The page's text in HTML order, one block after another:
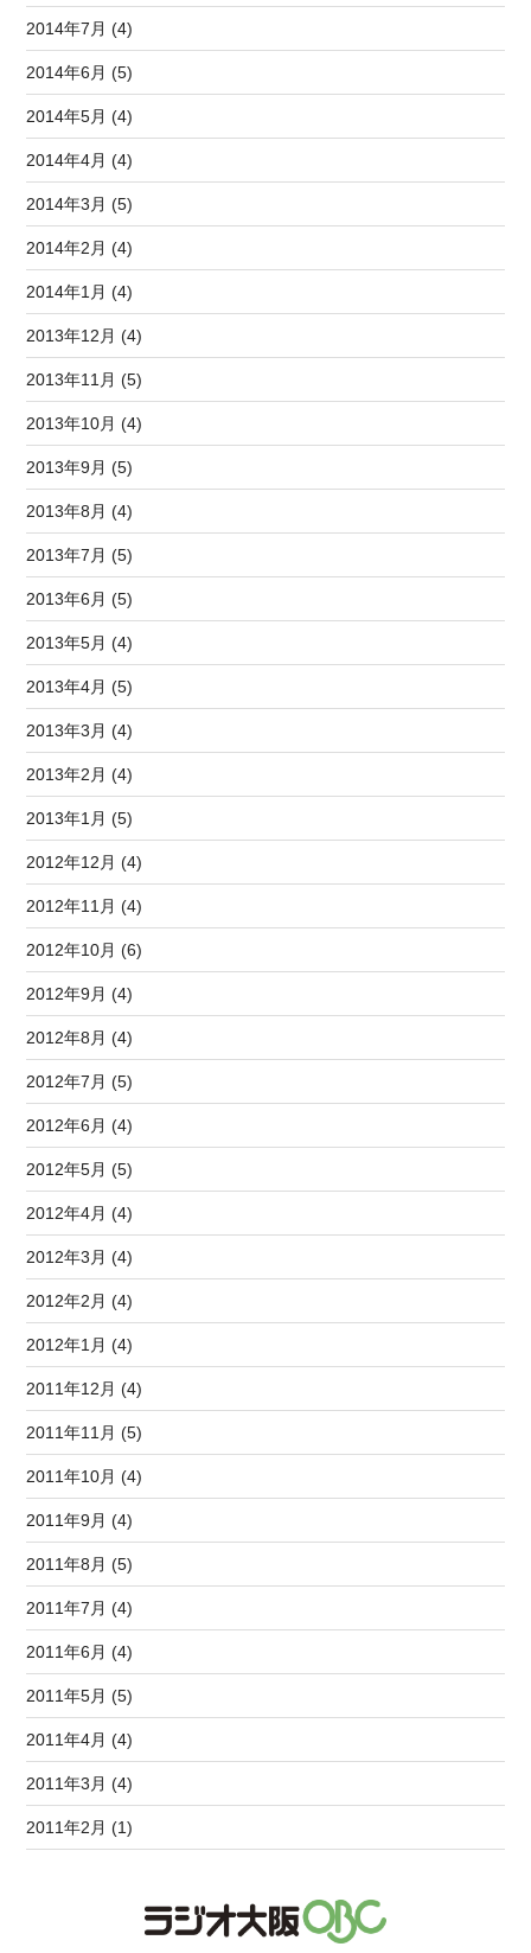
2014年7月 (4)
2014年6月 (5)
2014年5月 (4)
2014年4月 (4)
2014年3月 (5)
2014年2月 (4)
2014年1月 (4)
2013年12月 (4)
2013年11月 (5)
2013年10月 (4)
2013年9月 (5)
2013年8月 (4)
2013年7月 (5)
2013年6月 (5)
2013年5月 (4)
2013年4月 (5)
2013年3月 (4)
2013年2月 (4)
2013年1月 (5)
2012年12月 (4)
2012年11月 (4)
2012年10月 (6)
2012年9月 (4)
2012年8月 (4)
2012年7月 (5)
2012年6月 (4)
2012年5月 (5)
2012年4月 (4)
2012年3月 (4)
2012年2月 (4)
2012年1月 (4)
2011年12月 (4)
2011年11月 (5)
2011年10月 (4)
2011年9月 (4)
2011年8月 (5)
2011年7月 (4)
2011年6月 (4)
2011年5月 (5)
2011年4月 (4)
2011年3月 (4)
2011年2月 (1)